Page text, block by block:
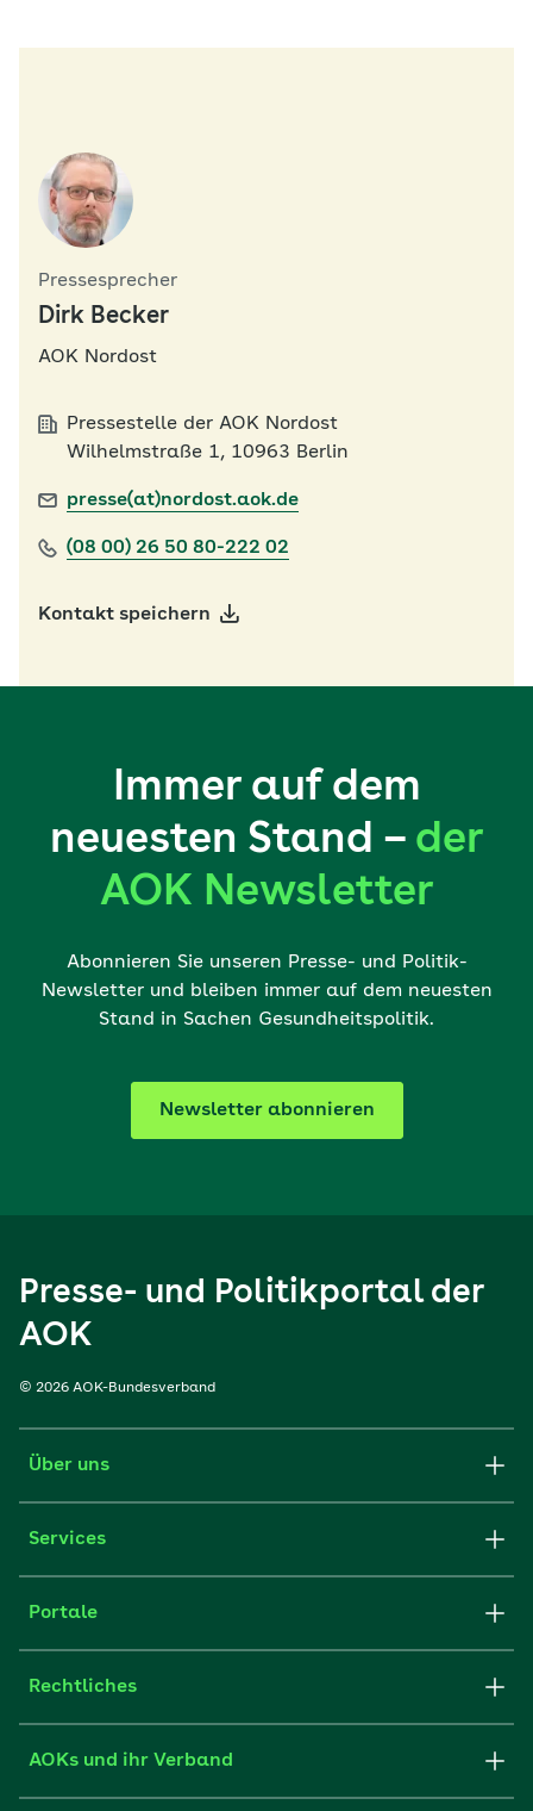
Pressesprecher
Dirk Becker
AOK Nordost
Pressestelle der AOK Nordost
Wilhelmstraße 1, 10963 Berlin
presse(at)nordost.aok.de
(08 00) 26 50 80-222 02
Kontakt speichern
Immer auf dem
neuesten Stand – der
AOK Newsletter
Abonnieren Sie unseren Presse- und Politik-
Newsletter und bleiben immer auf dem neuesten
Stand in Sachen Gesundheitspolitik.
Newsletter abonnieren
Presse- und Politikportal der
AOK
© 2026 AOK-Bundesverband
Über uns
Services
Portale
Rechtliches
AOKs und ihr Verband